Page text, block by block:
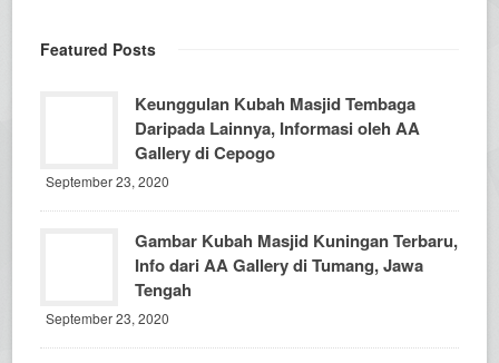
Featured Posts
Keunggulan Kubah Masjid Tembaga
Daripada Lainnya, Informasi oleh AA
Gallery di Cepogo
September 23, 2020
Gambar Kubah Masjid Kuningan Terbaru,
Info dari AA Gallery di Tumang, Jawa
Tengah
September 23, 2020